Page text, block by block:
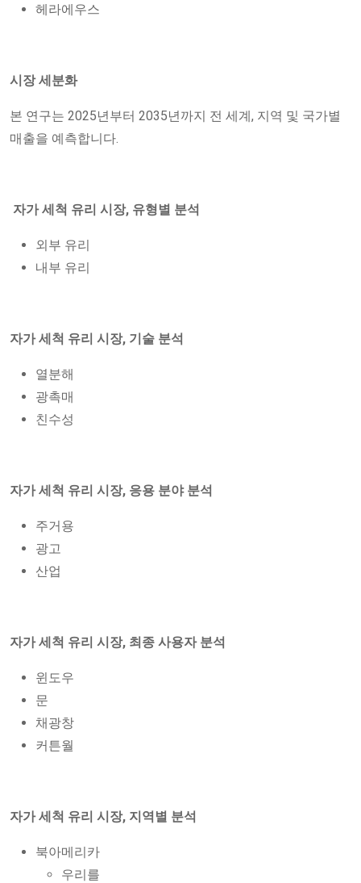
헤라에우스
시장 세분화
본 연구는 2025년부터 2035년까지 전 세계, 지역 및 국가별
매출을 예측합니다.
자가 세척 유리 시장, 유형별 분석
외부 유리
내부 유리
자가 세척 유리 시장, 기술 분석
열분해
광촉매
친수성
자가 세척 유리 시장, 응용 분야 분석
주거용
광고
산업
자가 세척 유리 시장, 최종 사용자 분석
윈도우
문
채광창
커튼월
자가 세척 유리 시장, 지역별 분석
북아메리카
우리를